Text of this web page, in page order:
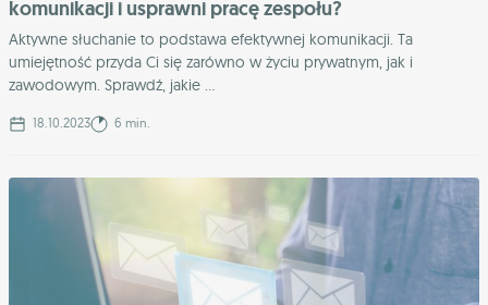
komunikacji i usprawni pracę zespołu?
Aktywne słuchanie to podstawa efektywnej komunikacji. Ta
umiejętność przyda Ci się zarówno w życiu prywatnym, jak i
zawodowym. Sprawdź, jakie ...
18.10.2023 6 min.